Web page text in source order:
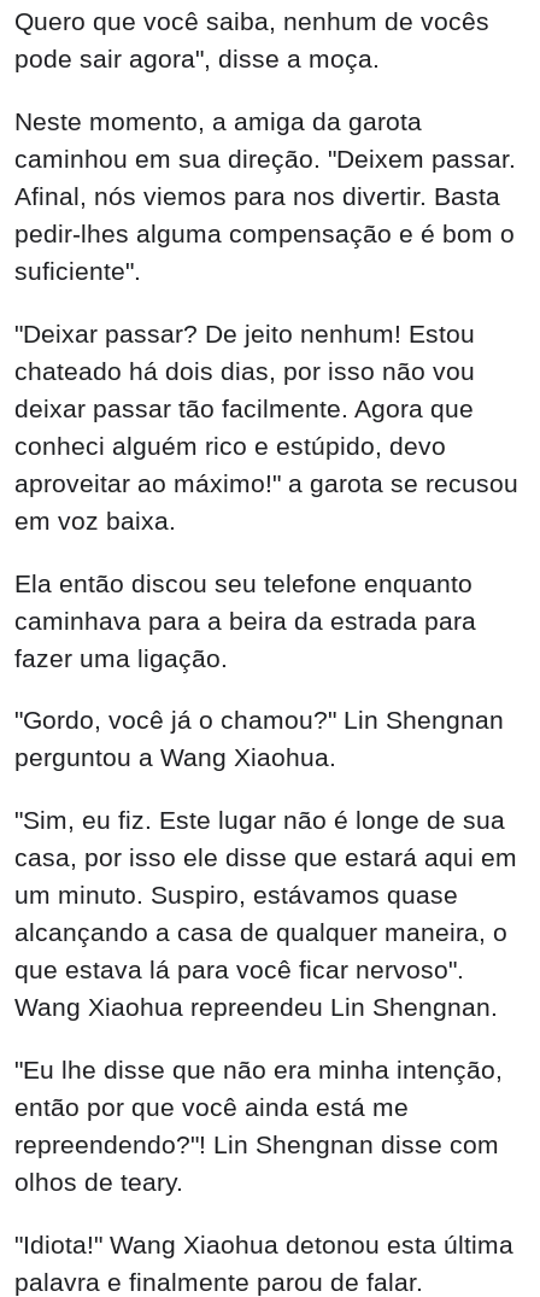
Quero que você saiba, nenhum de vocês
pode sair agora", disse a moça.
Neste momento, a amiga da garota
caminhou em sua direção. "Deixem passar.
Afinal, nós viemos para nos divertir. Basta
pedir-lhes alguma compensação e é bom o
suficiente".
"Deixar passar? De jeito nenhum! Estou
chateado há dois dias, por isso não vou
deixar passar tão facilmente. Agora que
conheci alguém rico e estúpido, devo
aproveitar ao máximo!" a garota se recusou
em voz baixa.
Ela então discou seu telefone enquanto
caminhava para a beira da estrada para
fazer uma ligação.
"Gordo, você já o chamou?" Lin Shengnan
perguntou a Wang Xiaohua.
"Sim, eu fiz. Este lugar não é longe de sua
casa, por isso ele disse que estará aqui em
um minuto. Suspiro, estávamos quase
alcançando a casa de qualquer maneira, o
que estava lá para você ficar nervoso".
Wang Xiaohua repreendeu Lin Shengnan.
"Eu lhe disse que não era minha intenção,
então por que você ainda está me
repreendendo?"! Lin Shengnan disse com
olhos de teary.
"Idiota!" Wang Xiaohua detonou esta última
palavra e finalmente parou de falar.